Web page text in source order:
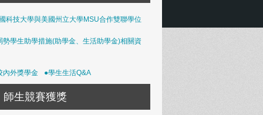
科技大學與美國州立大學MSU合作雙聯學位
勢學生助學措施(助學金、生活助學金)相關資
內外獎學金 ●學生生活Q&A
師生競賽獲獎